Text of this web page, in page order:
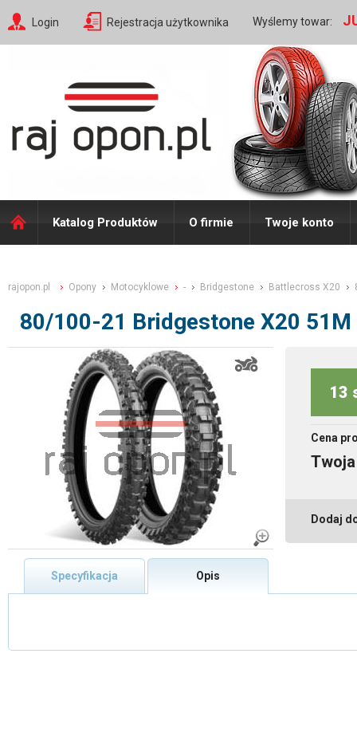
Login Rejestracja użytkownika Wyślemy towar:
Katalog Produktów O firmie Twoje konto
rajopon.pl Opony Motocyklowe - Bridgestone Battlecross X20
80/100-21 Bridgestone X20 51M
13
Cena
Dodaj
Specyfikacja Opis